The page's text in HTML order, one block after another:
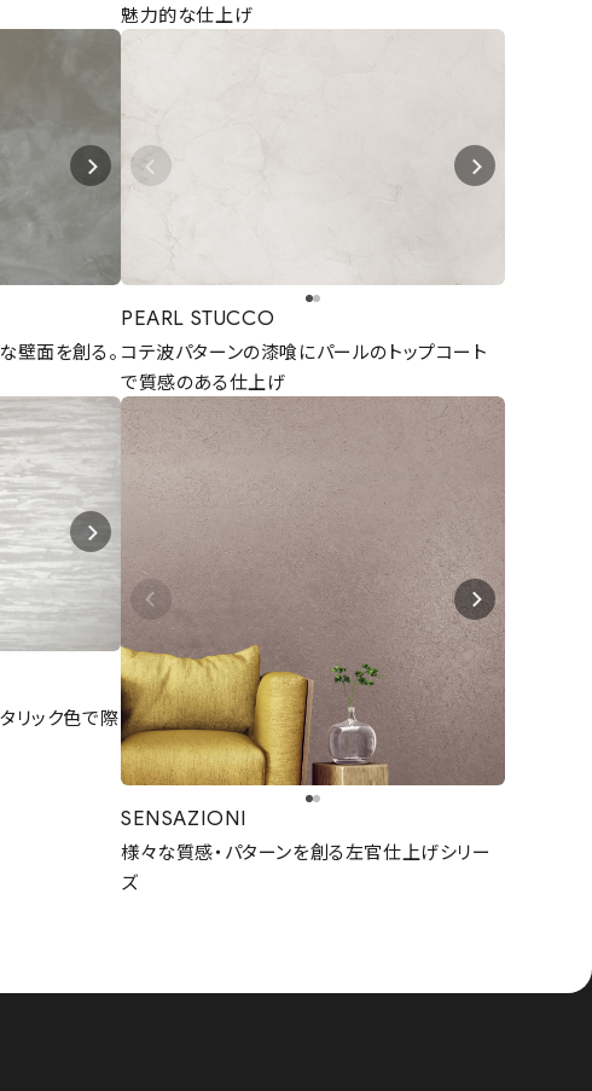
魅力的な仕上げ
壁面を創る。
PEARL STUCCO
コテ波パターンの漆喰にパールのトップコート
で質感のある仕上げ
リック色で際
SENSAZIONI
様々な質感・パターンを創る左官仕上げシリー
ズ